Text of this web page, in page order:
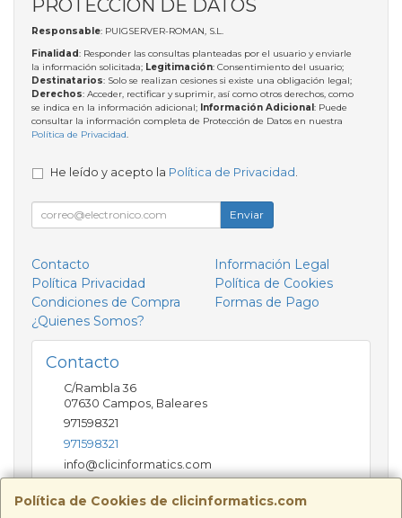
Política de Cookies de clicinformatics.com
PROTECCIÓN DE DATOS
Responsable: PUIGSERVER-ROMAN, S.L.
Finalidad: Responder las consultas planteadas por el usuario y enviarle
la información solicitada; Legitimación: Consentimiento del usuario;
Destinatarios: Solo se realizan cesiones si existe una obligación legal;
Derechos: Acceder, rectificar y suprimir, así como otros derechos, como
se indica en la información adicional; Información Adicional: Puede
consultar la información completa de Protección de Datos en nuestra
Política de Privacidad.
He leído y acepto la Política de Privacidad
Enviar
Contacto
Información Legal
Política Privacidad
Política de Cookies
Condiciones de Compra
Formas de Pago
¿Quienes Somos?
Contacto
C/Rambla 36
07630 Campos Baleares
971598321
971598321
info@clicinformatics.com